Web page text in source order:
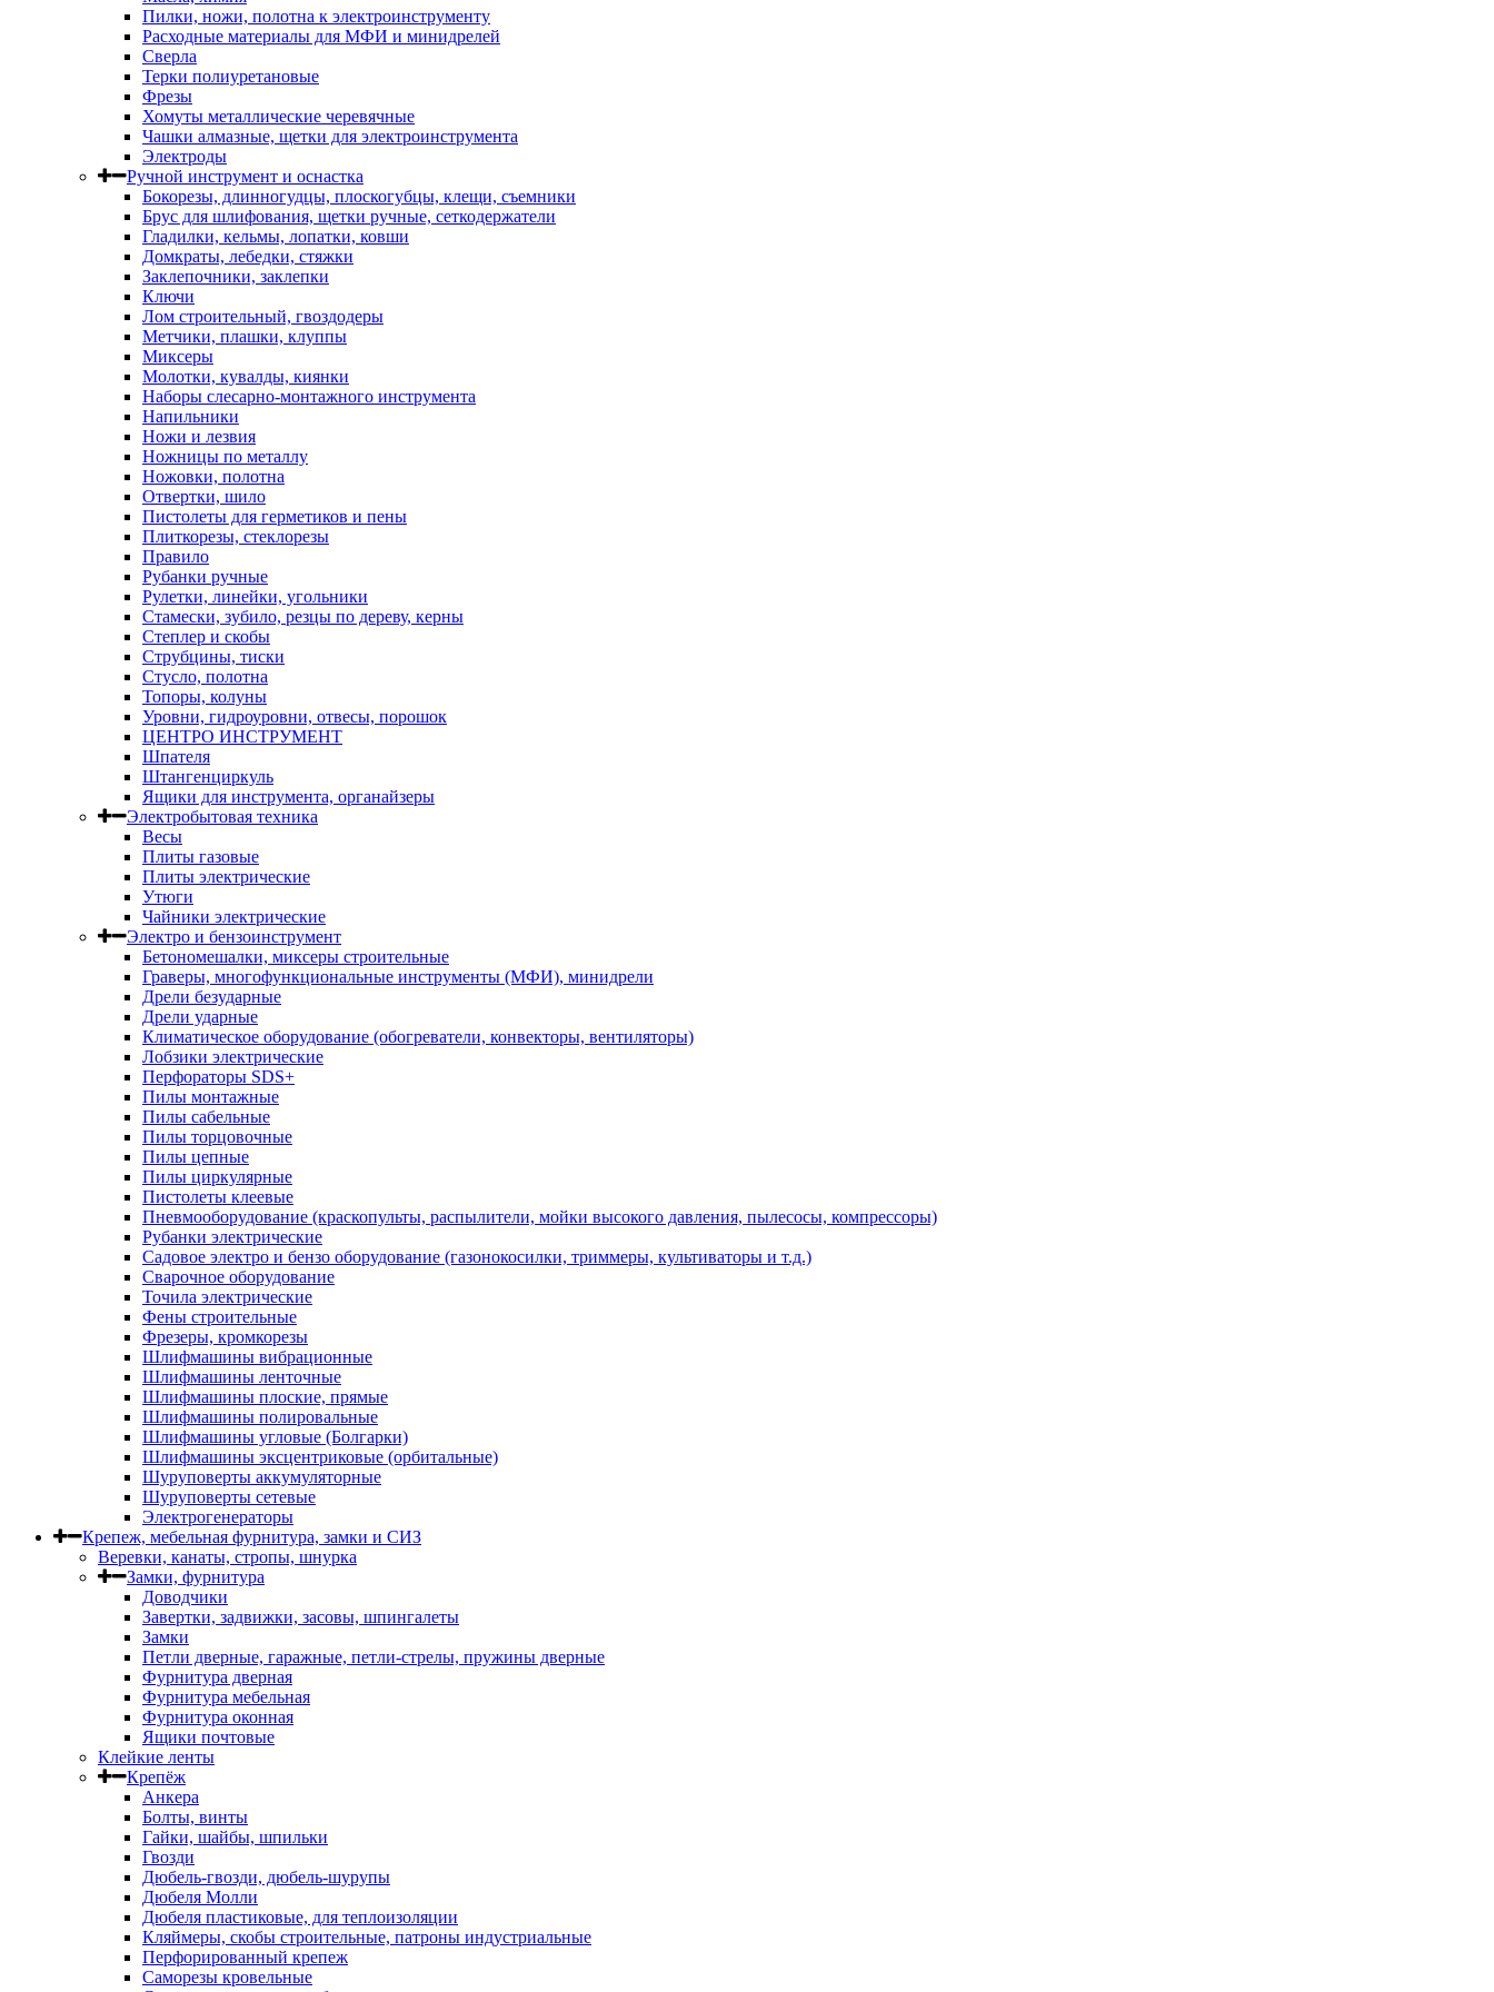
Пилки, ножи, полотна к электроинструменту
Расходные материалы для МФИ и минидрелей
Сверла
Терки полиуретановые
Фрезы
Хомуты металлические черевячные
Чашки алмазные, щетки для электроинструмента
Электроды
Ручной инструмент и оснастка
Бокорезы, длинногудцы, плоскогубцы, клещи, съемники
Брус для шлифования, щетки ручные, сеткодержатели
Гладилки, кельмы, лопатки, ковши
Домкраты, лебедки, стяжки
Заклепочники, заклепки
Ключи
Лом строительный, гвоздодеры
Метчики, плашки, клуппы
Миксеры
Молотки, кувалды, киянки
Наборы слесарно-монтажного инструмента
Напильники
Ножи и лезвия
Ножницы по металлу
Ножовки, полотна
Отвертки, шило
Пистолеты для герметиков и пены
Плиткорезы, стеклорезы
Правило
Рубанки ручные
Рулетки, линейки, угольники
Стамески, зубило, резцы по дереву, керны
Степлер и скобы
Струбцины, тиски
Стусло, полотна
Топоры, колуны
Уровни, гидроуровни, отвесы, порошок
ЦЕНТРО ИНСТРУМЕНТ
Шпателя
Штангенциркуль
Ящики для инструмента, органайзеры
Электробытовая техника
Весы
Плиты газовые
Плиты электрические
Утюги
Чайники электрические
Электро и бензоинструмент
Бетономешалки, миксеры строительные
Граверы, многофункциональные инструменты (МФИ), минидрели
Дрели безударные
Дрели ударные
Климатическое оборудование (обогреватели, конвекторы, вентиляторы)
Лобзики электрические
Перфораторы SDS+
Пилы монтажные
Пилы сабельные
Пилы торцовочные
Пилы цепные
Пилы циркулярные
Пистолеты клеевые
Пневмооборудование (краскопульты, распылители, мойки высокого давления, пылесосы, компрессоры)
Рубанки электрические
Садовое электро и бензо оборудование (газонокосилки, триммеры, культиваторы и т.д.)
Сварочное оборудование
Точила электрические
Фены строительные
Фрезеры, кромкорезы
Шлифмашины вибрационные
Шлифмашины ленточные
Шлифмашины плоские, прямые
Шлифмашины полировальные
Шлифмашины угловые (Болгарки)
Шлифмашины эксцентриковые (орбитальные)
Шуруповерты аккумуляторные
Шуруповерты сетевые
Электрогенераторы
Крепеж, мебельная фурнитура, замки и СИЗ
Веревки, канаты, стропы, шнурка
Замки, фурнитура
Доводчики
Завертки, задвижки, засовы, шпингалеты
Замки
Петли дверные, гаражные, петли-стрелы, пружины дверные
Фурнитура дверная
Фурнитура мебельная
Фурнитура оконная
Ящики почтовые
Клейкие ленты
Крепёж
Анкера
Болты, винты
Гайки, шайбы, шпильки
Гвозди
Дюбель-гвозди, дюбель-шурупы
Дюбеля Молли
Дюбеля пластиковые, для теплоизоляции
Кляймеры, скобы строительные, патроны индустриальные
Перфорированный крепеж
Саморезы кровельные